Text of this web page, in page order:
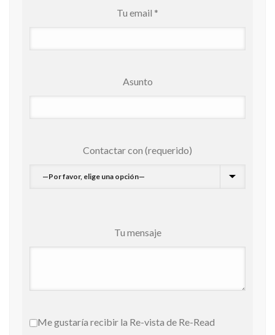
Tu email *
Asunto
Contactar con (requerido)
Tu mensaje
Me gustaría recibir la Re-vista de Re-Read